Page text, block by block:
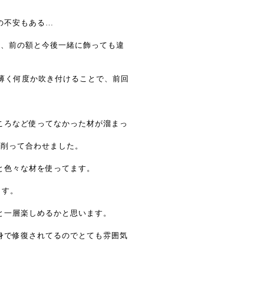
不安もある…
前の額と今後一緒に飾っても違
何度か吹き付けることで、前回
など使ってなかった材が溜まっ
って合わせました。
々な材を使ってます。
。
層楽しめるかと思います。
修復されてるのでとても雰囲気